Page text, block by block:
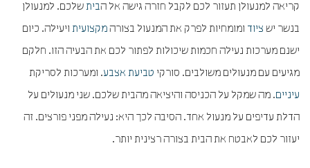
קריאה למנעולן תעזור לכם לקבל חזרה גישה אל הביתשלכם. למנעולן
בנשר יש ציוד ומומחיות לפרק את המנעול בצורהמקצועית ויעילה. כיום
ישנם מערכות נעילה חכמות שיכולות לפתור לכם את הבעיה הזו. חלקם
מגיעים עם מנעולים משולבים. סורקי טביעת אצבע. ומערכות לסריקת
עיניים. מה שמקל על הכניסה והיציאה מהבית שלכם. שני מנעולים על
הדלת עדיפים על מנעול אחד. הסיבה לכך היא: נעילה מפני פורצים. זה
יעזור לכם לאבטח את הבית בצורה רצינית יותר.